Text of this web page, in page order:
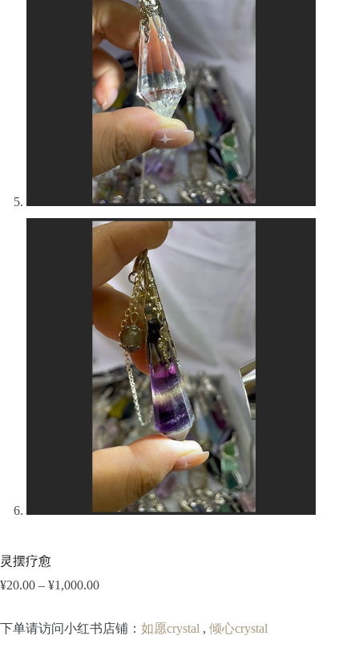
灵摆疗愈
¥20.00 – ¥1,000.00价
范
围：
下单请访问小红书店铺： 如愿crystal , 倾心crystal